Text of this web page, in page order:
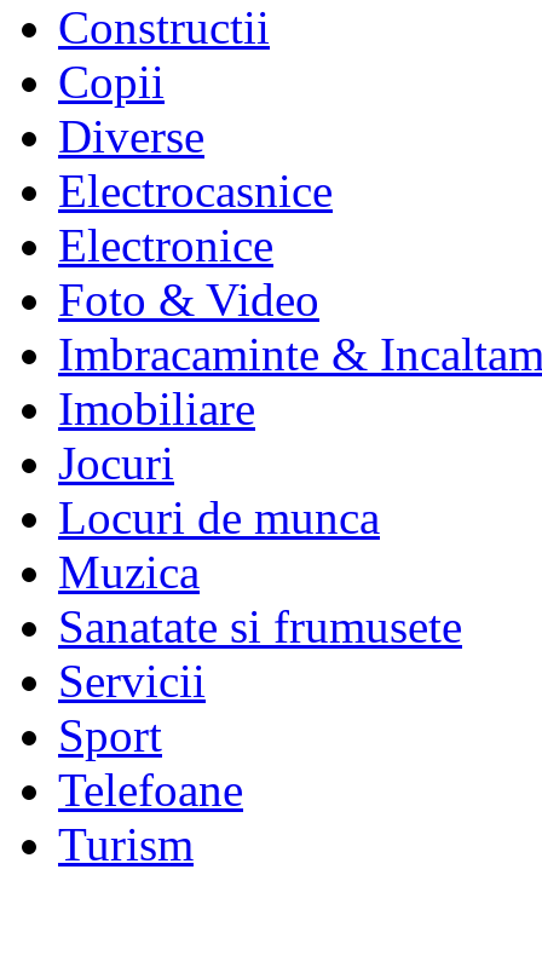
Constructii
Copii
Diverse
Electrocasnice
Electronice
Foto & Video
Imbracaminte &
Imobiliare
Jocuri
Locuri de munca
Muzica
Sanatate si frumusete
Servicii
Sport
Telefoane
Turism